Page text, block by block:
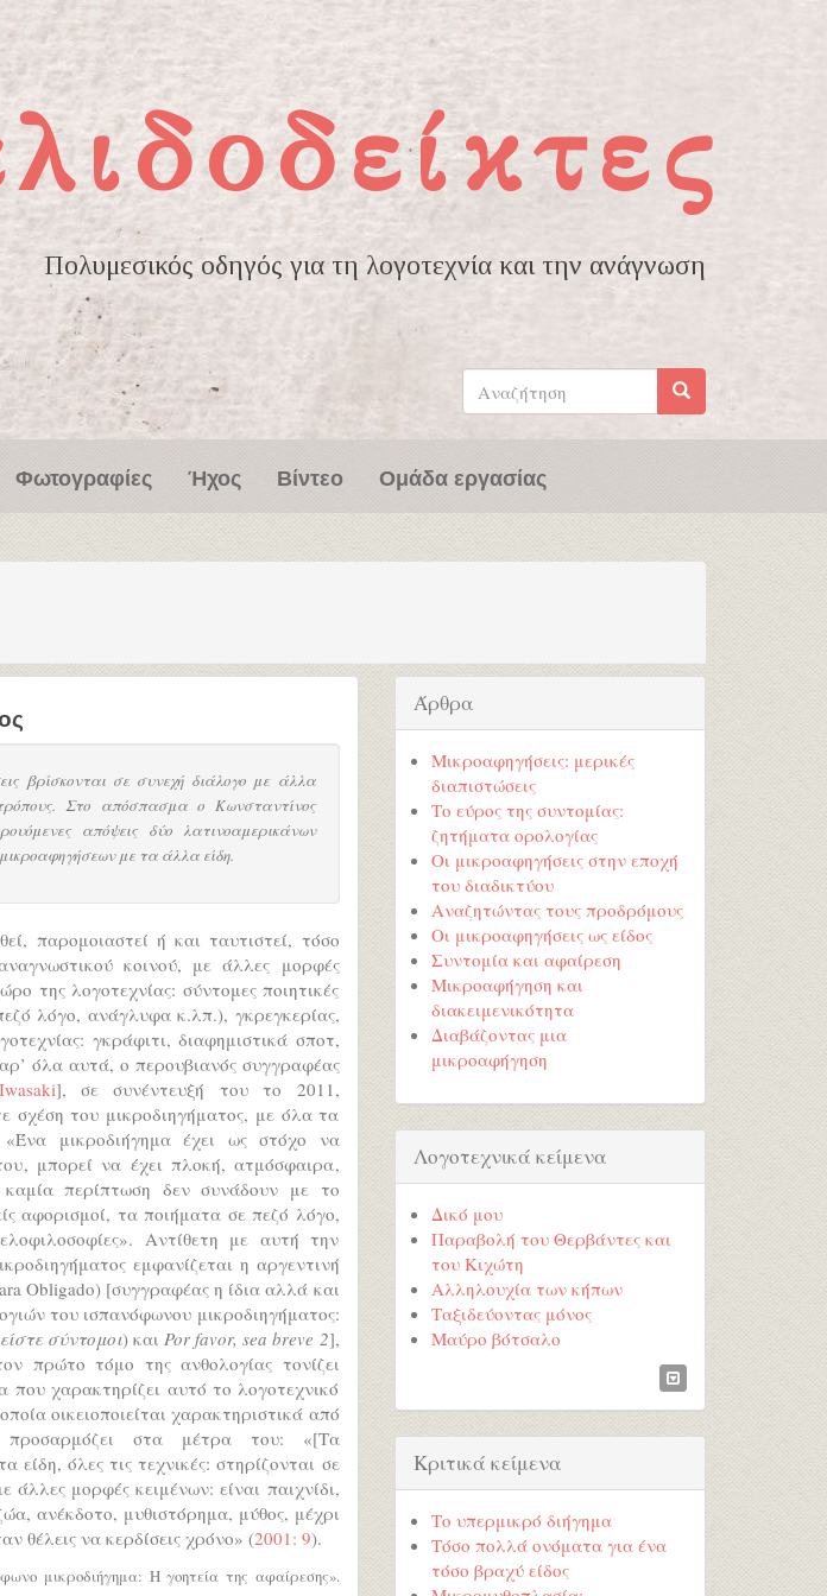
Πολυμεσικός οδηγός για τη λογοτεχνία και την ανάγνωση
Φόρμα
αναζήτησης
Αναζήτηση
Φωτογραφίες Ήχος Βίντεο Ομάδα εργασίας
βρίσκονται σε συνεχή διάλογο με άλλα
Στο απόσπασμα ο Κωνσταντίνος
απόψεις δύο λατινοαμερικάνων
με τα άλλα είδη.
παρομοιαστεί ή και ταυτιστεί, τόσο
κοινού, με άλλες μορφές
της λογοτεχνίας: σύντομες ποιητικές
λόγο, ανάγλυφα κ.λπ.), γκρεγκερίας,
γκράφιτι, διαφημιστικά σποτ,
όλα αυτά, ο περουβιανός συγγραφέας
], σε συνέντευξή του το 2011,
σχέση του μικροδιηγήματος, με όλα τα
μικροδιήγημα έχει ως στόχο να
μπορεί να έχει πλοκή, ατμόσφαιρα,
περίπτωση δεν συνάδουν με το
αφορισμοί, τα ποιήματα σε πεζό λόγο,
Αντίθετη με αυτή την
εμφανίζεται η αργεντινή
Obligado) [συγγραφέας η ίδια αλλά και
του ισπανόφωνου μικροδιηγήματος:
σύντομοι) και Por favor, sea breve 2],
πρώτο τόμο της ανθολογίας τονίζει
που χαρακτηρίζει αυτό το λογοτεχνικό
οικειοποιείται χαρακτηριστικά από
στα μέτρα του: «[Τα
είδη, όλες τις τεχνικές: στηρίζονται σε
μορφές κειμένων: είναι παιχνίδι,
ανέκδοτο, μυθιστόρημα, μύθος, μέχρι
θέλεις να κερδίσεις χρόνο» (2001: 9).
μικροδιήγημα: Η γοητεία της αφαίρεσης».
Άρθρα
Μικροαφηγήσεις: μερικές
διαπιστώσεις
Το εύρος της συντομίας:
ζητήματα ορολογίας
Οι μικροαφηγήσεις στην εποχή
του διαδικτύου
Αναζητώντας τους προδρόμους
Οι μικροαφηγήσεις ως είδος
Συντομία και αφαίρεση
Μικροαφήγηση και
διακειμενικότητα
Διαβάζοντας μια
μικροαφήγηση
Λογοτεχνικά κείμενα
Δικό μου
Παραβολή του Θερβάντες και
του Κιχώτη
Αλληλουχία των κήπων
Ταξιδεύοντας μόνος
Μαύρο βότσαλο
Κριτικά κείμενα
Το υπερμικρό διήγημα
Τόσο πολλά ονόματα για ένα
τόσο βραχύ είδος